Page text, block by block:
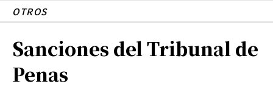
OTROS
Sanciones del Tribunal de
Penas